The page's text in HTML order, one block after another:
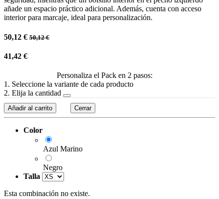
añade un espacio práctico adicional. Además, cuenta con acceso
interior para marcaje, ideal para personalización.
50,12 € 50,12€
41,42 €
Personaliza el Pack en 2 pasos:
1. Seleccione la variante de cada producto
2. Elija la cantidad
Añadir al carrito Cerrar
Color
Azul Marino
Negro
Talla
Esta combinación no existe.